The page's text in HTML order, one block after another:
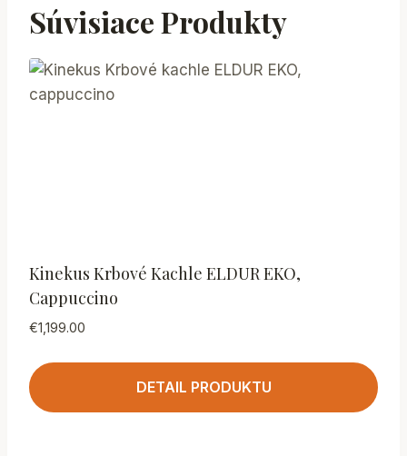
Súvisiace Produkty
Kinekus Krbové Kachle ELDUR EKO,
Cappuccino
€1,199.00
DETAIL PRODUKTU